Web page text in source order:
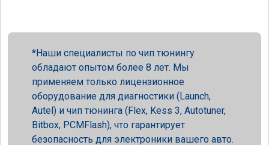
Наши специалисты по чип тюнингу
обладают опытом более 8 лет. Мы
применяем только лицензионное
оборудование для диагностики (Launch,
Autel) и чип тюнинга (Flex, Kess 3, Autotuner,
Bitbox, PCMFlash), что гарантирует
безопасность для электроники вашего авто.